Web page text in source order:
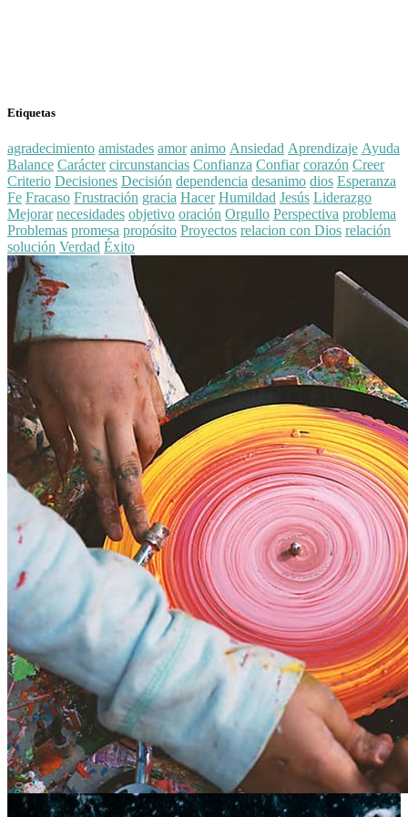
Etiquetas
agradecimiento amistades amor animo Ansiedad Aprendizaje Ayuda
Balance Carácter circunstancias Confianza Confiar corazón Creer
Criterio Decisiones Decisión dependencia desanimo dios Esperanza
Fe Fracaso Frustración gracia Hacer Humildad Jesús Liderazgo
Mejorar necesidades objetivo oración Orgullo Perspectiva problema
Problemas promesa propósito Proyectos relacion con Dios relación
solución Verdad Éxito